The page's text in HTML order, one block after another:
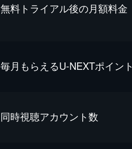
無料トライアル後の⽉額料金
毎⽉もらえるU-NEXTポイント
同時視聴アカウント数